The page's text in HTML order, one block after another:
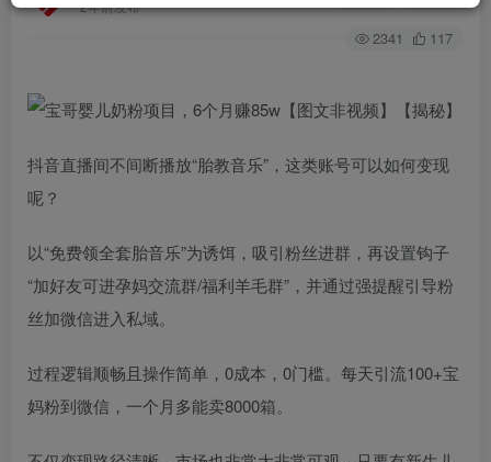
2年前发布
2341 117
抖音直播间不间断播放“胎教音乐”，这类账号可以如何变现
呢？
以“免费领全套胎音乐”为诱饵，吸引粉丝进群，再设置钩子
“加好友可进孕妈交流群/福利羊毛群”，并通过强提醒引导粉
丝加微信进入私域。
过程逻辑顺畅且操作简单，0成本，0门槛。每天引流100+宝
妈粉到微信，一个月多能卖8000箱。